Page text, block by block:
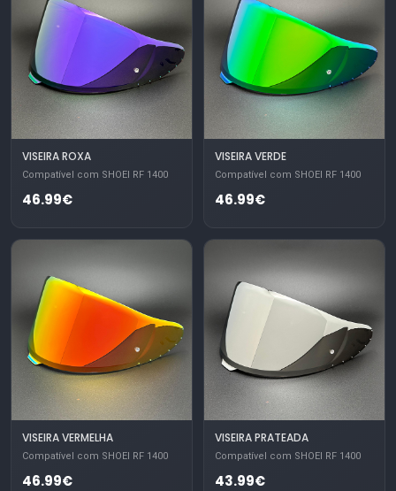
VISEIRA ROXA
Compatível com SHOEI RF 1400
46.99€
VISEIRA VERDE
Compatível com SHOEI RF 1400
46.99€
VISEIRA VERMELHA
Compatível com SHOEI RF 1400
46.99€
VISEIRA PRATEADA
Compatível com SHOEI RF 1400
43.99€